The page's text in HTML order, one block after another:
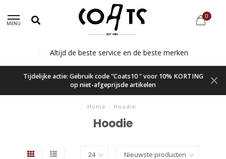
MENU
0
Altijd de beste service en de beste merken
Tijdelijke actie: Gebruik code "Coats10 " voor 10% KORTING
op niet-afgeprijsde artikelen
Home / Hoodie
Hoodie